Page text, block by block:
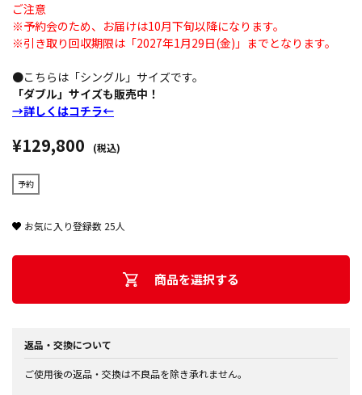
ご注意
※予約会のため、お届けは10月下旬以降になります。
※引き取り回収期限は「2027年1月29日(金)」までとなります。
●こちらは「シングル」サイズです。
「ダブル」サイズも販売中！
→詳しくはコチラ←
¥129,800 (税込)
予約
お気に入り登録数 25人
商品を選択する
返品・交換について
ご使用後の返品・交換は不良品を除き承れません。